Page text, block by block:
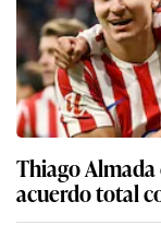
Thiago
acuerdo total